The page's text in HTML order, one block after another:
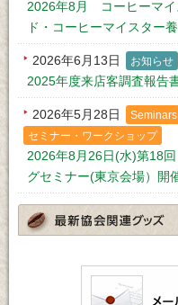
2026年8月 コーヒーマ
ド・コーヒーマイスター
2026年6月13日 お知らせ
2025年度来店客調査報告
2026年5月28日
セミナー・ワークショップ
2026年8月26日(水)第18
グセミナー(東京会場）開